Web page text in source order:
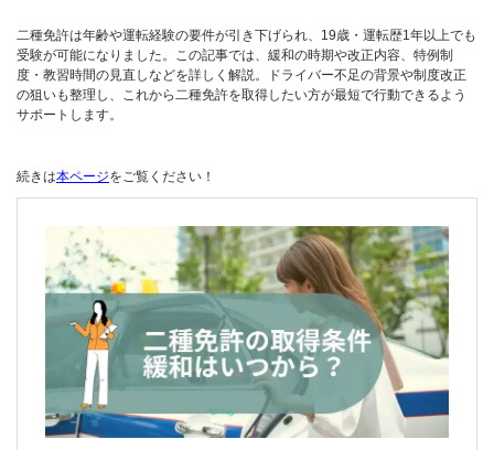
二種免許は年齢や運転経験の要件が引き下げられ、19歳・運転歴1年以上でも
受験が可能になりました。この記事では、緩和の時期や改正内容、特例制
度・教習時間の見直しなどを詳しく解説。ドライバー不足の背景や制度改正
の狙いも整理し、これから二種免許を取得したい方が最短で行動できるよう
サポートします。
続きは本ページをご覧ください！